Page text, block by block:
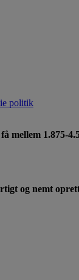
politik
mellem 1.875-
og nemt